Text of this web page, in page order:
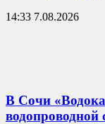
14:33 7.08.2026
В Сочи
водопроводной